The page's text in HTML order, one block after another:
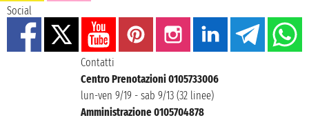
Social
Contatti
Centro Prenotazioni 0105733006
lun-ven 9/19 - sab 9/13 (32 linee)
Amministrazione 0105704878